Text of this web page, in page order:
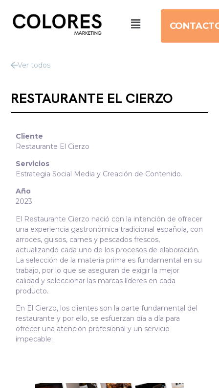
Ver todos
RESTAURANTE EL CIERZO
Cliente
Restaurante El Cierzo
Servicios
Estrategia Social Media y Creación de Contenido.
Año
2023
El Restaurante Cierzo nació con la intención de ofrecer
una experiencia gastronómica tradicional española, con
arroces, guisos, carnes y pescados frescos,
actualizando cada uno de los procesos de elaboración.
La selección de la materia prima es fundamental en su
trabajo, por lo que se aseguran de exigir la mejor
calidad y seleccionar las marcas líderes en cada
producto.
En El Cierzo, los clientes son la parte fundamental del
restaurante y por ello, se esfuerzan día a día para
ofrecer una atención profesional y un servicio
impecable.